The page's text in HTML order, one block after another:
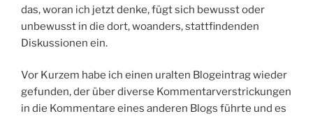
das, woran ich jetzt denke, fügt sich bewusst oder
unbewusst in die dort, woanders, stattfindenden
Diskussionen ein.
Vor Kurzem habe ich einen uralten Blogeintrag wieder
gefunden, der über diverse Kommentarverstrickungen
in die Kommentare eines anderen Blogs führte und es